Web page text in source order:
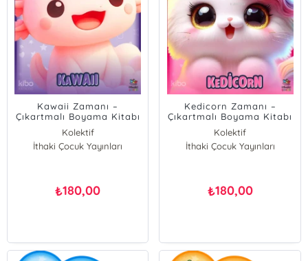
Kawaii Zamanı –
Çıkartmalı Boyama Kitabı
Kolektif
İthaki Çocuk Yayınları
₺180,00
Kedicorn Zamanı –
Çıkartmalı Boyama Kitabı
Kolektif
İthaki Çocuk Yayınları
₺180,00